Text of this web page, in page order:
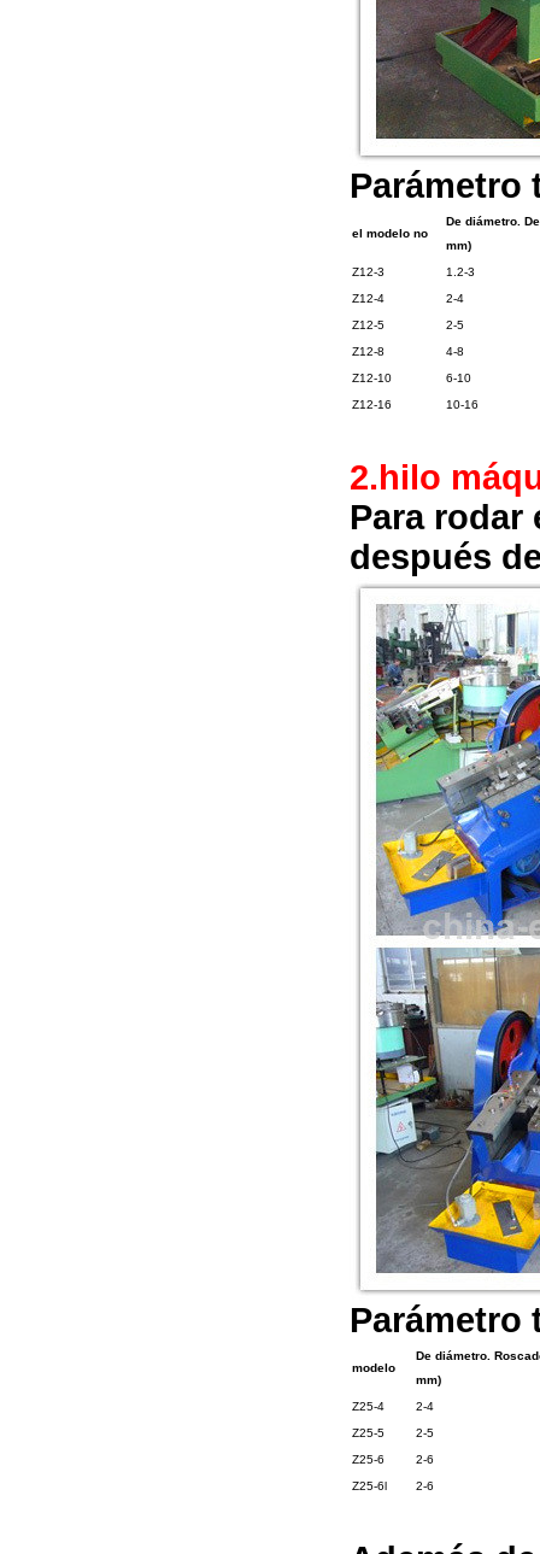
Parámetro
el modelo no
De diámetro.
mm)
Z12-3
1.2-3
Z12-4
2-4
Z12-5
2-5
Z12-8
4-8
Z12-10
6-10
Z12-16
10-16
2.hilo
Para rodar
después
Parámetro
modelo
De diámetro.
mm)
Z25-4
2-4
Z25-5
2-5
Z25-6
2-6
Z25-6l
2-6